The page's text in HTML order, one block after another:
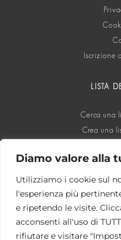
Diamo valore alla
Utilizziamo i cookie sul
l'esperienza più
e ripetendo le visite.
acconsenti all'uso di
rifiutare e visitare
Iscrizione
LISTA
Cerca una
Crea una